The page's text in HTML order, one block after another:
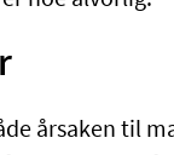
årsaken til